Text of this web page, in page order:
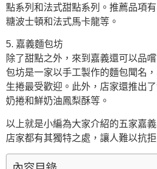
點系列和法式甜點系列。推薦品項
糖波士頓和法式馬卡龍等。
5. 嘉義麵包坊
除了甜點之外，來到嘉義還可以品
包坊是一家以手工製作的麵包聞名
生捲最受歡迎。此外，店家還推出
奶捲和鮮奶油鳳梨酥等。
以上就是小編為大家介紹的五家嘉
店家都有其獨特之處，讓人難以抗